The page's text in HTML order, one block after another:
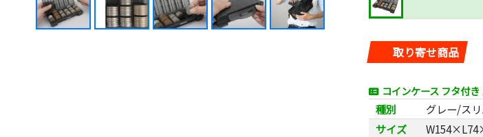
取り寄せ商品
コインケース フタ付
種別
グレー/ス
サイズ